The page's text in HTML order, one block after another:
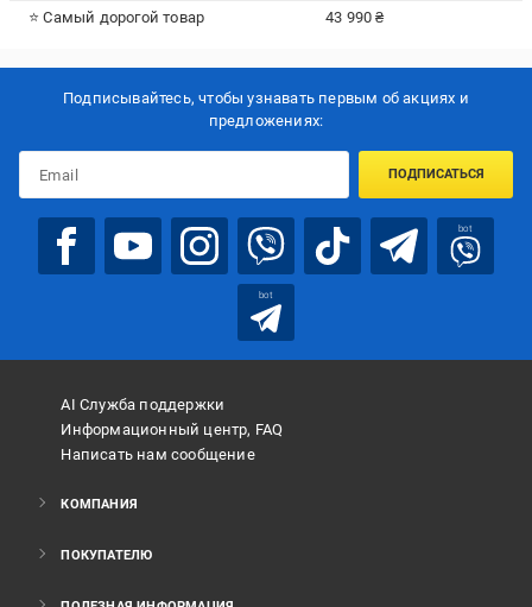
⭐ Самый дорогой товар 43 990 ₴
Подписывайтесь, чтобы узнавать первым об акцияx и
предложениях:
ПОДПИСАТЬСЯ
bot
bot
AI Служба поддержки
Информационный центр, FAQ
Написать нам сообщение
КОМПАНИЯ
ПОКУПАТЕЛЮ